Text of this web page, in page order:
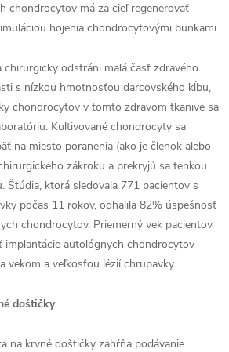
chondrocytov má za cieľ regenerovať
hojenia chondrocytovými bunkami.
chirurgicky odstráni malá časť zdravého
s nízkou hmotnosťou darcovského kĺbu,
chondrocytov v tomto zdravom tkanive sa
Kultivované chondrocyty sa
na miesto poranenia (ako je členok alebo
zákroku a prekryjú sa tenkou
Štúdia, ktorá sledovala 771 pacientov s
počas 11 rokov, odhalila 82% úspešnosť
chondrocytov. Priemerný vek pacientov
implantácie autológnych chondrocytov
vekom a veľkosťou lézií chrupavky.
doštičky
na krvné doštičky zahŕňa podávanie